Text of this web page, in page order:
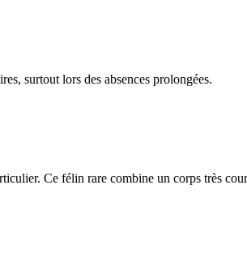
surtout lors des absences prolongées.
Ce félin rare combine un corps très